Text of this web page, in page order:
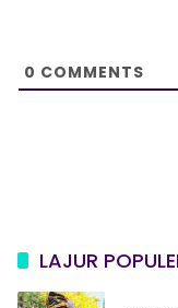
0 COMMENTS
LAJUR